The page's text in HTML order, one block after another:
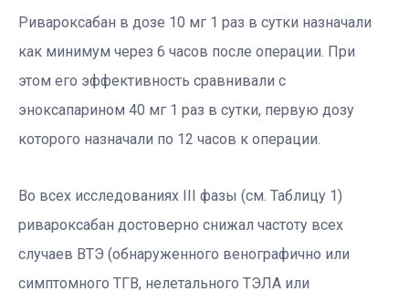
Ривароксабан в дозе 10 мг 1 раз в сутки назначали
как минимум через 6 часов после операции. При
этом его эффективность сравнивали с
эноксапарином 40 мг 1 раз в сутки, первую дозу
которого назначали по 12 часов к операции.
Во всех исследованиях III фазы (см. Таблицу 1)
ривароксабан достоверно снижал частоту всех
случаев ВТЭ (обнаруженного венографично или
симптомного ТГВ, нелетального ТЭЛА или